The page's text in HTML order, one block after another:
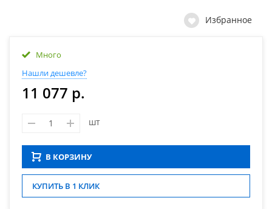
Избранное
Много
Нашли дешевле?
11 077 р.
шт
В КОРЗИНУ
КУПИТЬ В 1 КЛИК